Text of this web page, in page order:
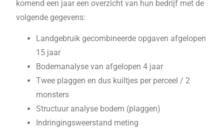
komend een jaar een overzicht van hun bedrijf met de
volgende gegevens:
Landgebruik gecombineerde opgaven afgelopen
15 jaar
Bodemanalyse van afgelopen 4 jaar
Twee plaggen en dus kuiltjes per perceel / 2
monsters
Structuur analyse bodem (plaggen)
Indringingsweerstand meting